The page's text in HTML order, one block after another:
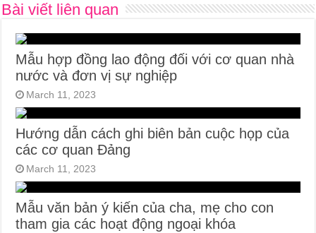
Bài viết liên quan
Mẫu hợp đồng lao động đối với cơ quan nhà
nước và đơn vị sự nghiệp
March 11, 2023
Hướng dẫn cách ghi biên bản cuộc họp của
các cơ quan Đảng
March 11, 2023
Mẫu văn bản ý kiến của cha, mẹ cho con
tham gia các hoạt động ngoại khóa